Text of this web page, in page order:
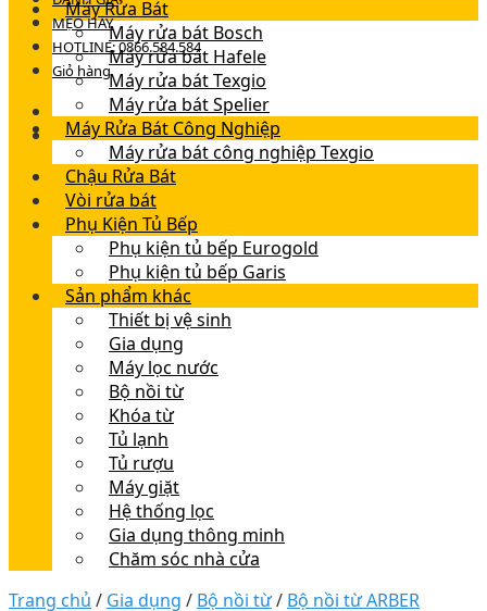
MẸO HAY
HOTLINE: 0866.584.584
Giỏ hàng
Máy Rửa Bát
Máy rửa bát Bosch
Máy rửa bát Hafele
Máy rửa bát Texgio
Máy rửa bát Spelier
Máy Rửa Bát Công Nghiệp
Máy rửa bát công nghiệp Texgio
Chậu Rửa Bát
Vòi rửa bát
Phụ Kiện Tủ Bếp
Phụ kiện tủ bếp Eurogold
Phụ kiện tủ bếp Garis
Sản phẩm khác
Thiết bị vệ sinh
Gia dụng
Máy lọc nước
Bộ nồi từ
Khóa từ
Tủ lạnh
Tủ rượu
Máy giặt
Hệ thống lọc
Gia dụng thông minh
Chăm sóc nhà cửa
Trang chủ / Gia dụng / Bộ nồi từ/ Bộ nồi từ ARBER